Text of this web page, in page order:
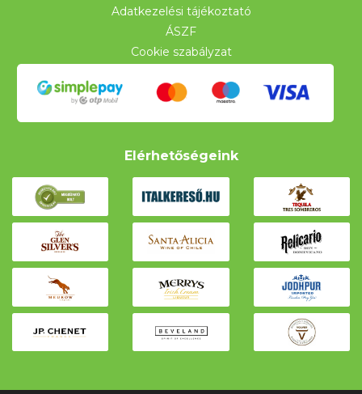
Adatkezelési tájékoztató
ÁSZF
Cookie szabályzat
Elérhetőségeink